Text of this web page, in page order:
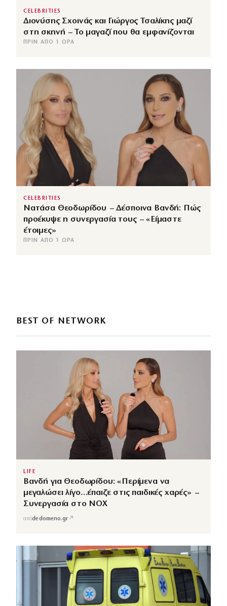
CELEBRITIES
Διονύσης Σχοινάς και Γιώργος Τσαλίκης μαζί
στη σκηνή – Το μαγαζί που θα εμφανίζονται
ΠΡΙΝ ΑΠΌ 1 ΏΡΑ
CELEBRITIES
Νατάσα Θεοδωρίδου – Δέσποινα Βανδή: Πώς
προέκυψε η συνεργασία τους – «Είμαστε
έτοιμες»
ΠΡΙΝ ΑΠΌ 1 ΏΡΑ
BEST OF NETWORK
LIFE
Βανδή για Θεοδωρίδου: «Περίμενα να
μεγαλώσει λίγο…έπαιζε στις παιδικές χαρές» –
Συνεργασία στο NOX
απόdedomeno.gr ↗